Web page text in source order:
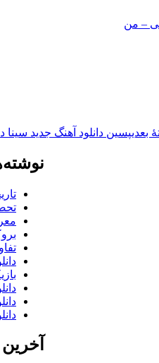
– من
بعدیپسین دانلود آهنگ جدید